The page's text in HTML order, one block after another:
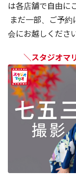
は各店舗で自由に
会にお越しくださ
＼スタジオマ